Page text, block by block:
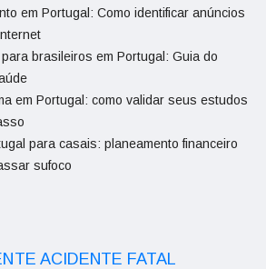
em Portugal: Como identificar anúncios
brasileiros em Portugal: Guia do
em Portugal: como validar seus estudos
para casais: planeamento financeiro
sufoco
ACIDENTE FATAL